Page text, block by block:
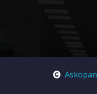
Askopan